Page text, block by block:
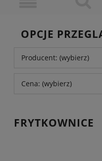
OPCJE
Producent: (wybierz)
Cena: (wybierz)
FRYTKOWNICE